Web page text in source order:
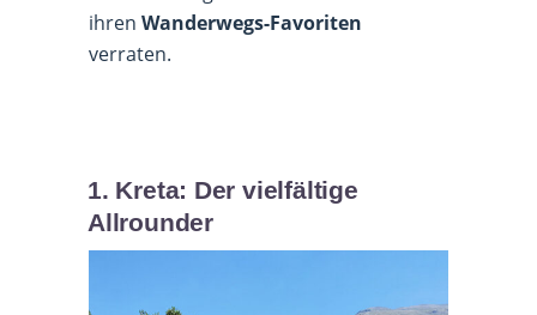
ihren Wanderwegs-Favoriten
verraten.
1. Kreta: Der vielfältige
Allrounder